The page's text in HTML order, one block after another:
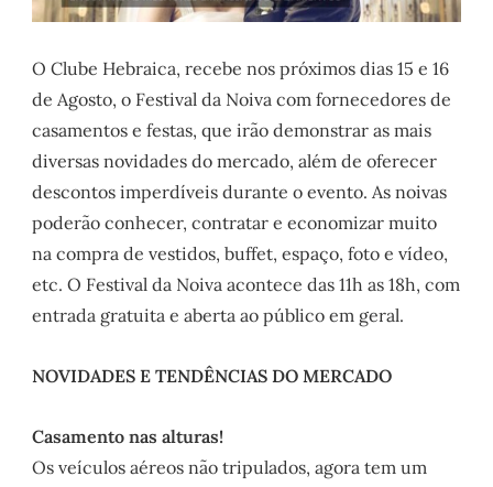
O Clube Hebraica, recebe nos próximos dias 15 e 16
de Agosto, o Festival da Noiva com fornecedores de
casamentos e festas, que irão demonstrar as mais
diversas novidades do mercado, além de oferecer
descontos imperdíveis durante o evento. As noivas
poderão conhecer, contratar e economizar muito
na compra de vestidos, buffet, espaço, foto e vídeo,
etc. O Festival da Noiva acontece das 11h as 18h, com
entrada gratuita e aberta ao público em geral.
NOVIDADES E TENDÊNCIAS DO MERCADO
Casamento nas alturas!
Os veículos aéreos não tripulados, agora tem um